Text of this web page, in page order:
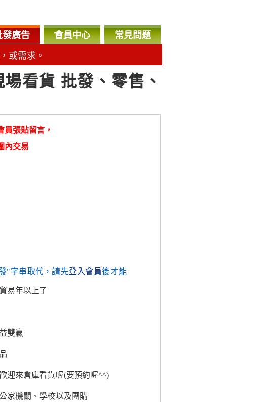
發廣告 會員中心 常見問題
或需求。
看貨 批發、零售、
張貼留言，
內交易
"字串取代，請先登入會員後才能
易年以上了
雙贏
迎來倉庫看貨喔(要預約喔^^)
家機關、學校以及團購